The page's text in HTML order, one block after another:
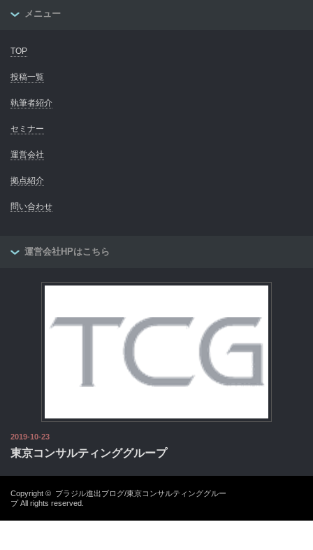
メニュー
TOP
投稿一覧
執筆者紹介
セミナー
運営会社
拠点紹介
問い合わせ
運営会社HPはこちら
2019-10-23
東京コンサルティンググループ
Copyright © ブラジル進出ブログ/東京コンサルティンググルー
プAll rights reserved.